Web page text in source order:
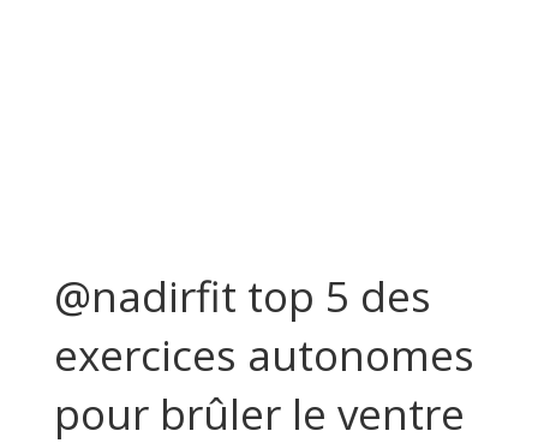
@nadirfit top 5 des
exercices autonomes
pour brûler le ventre